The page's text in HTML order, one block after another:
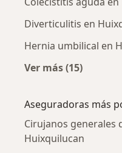
Diverticulitis en
Hernia umbilical en
Ver más (15)
Aseguradoras más
Cirujanos generales
Huixquilucan